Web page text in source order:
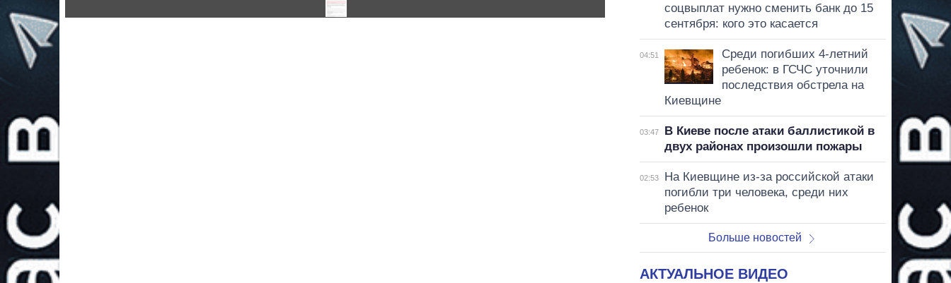
соцвыплат нужно сменить банк до 15
сентября: кого это касается
04:51
Среди погибших 4-летний
ребенок: в ГСЧС уточнили
последствия обстрела на
Киевщине
03:47
В Киеве после атаки баллистикой в
двух районах произошли пожары
02:53
На Киевщине из-за российской атаки
погибли три человека, среди них
ребенок
Больше новостей
АКТУАЛЬНОЕ ВИДЕО